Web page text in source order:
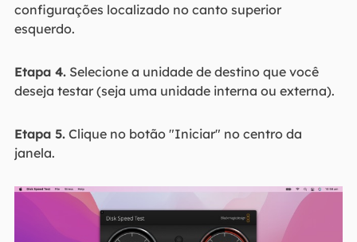
configurações localizado no canto superior
esquerdo.
Etapa 4.Selecione a unidade de destino que você
deseja testar (seja uma unidade interna ou externa).
Etapa 5.Clique no botão "Iniciar" no centro da
janela.